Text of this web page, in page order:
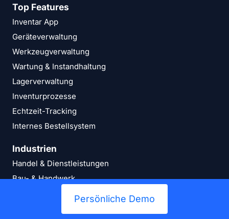
Top Features
Inventar App
Geräteverwaltung
Werkzeugverwaltung
Wartung & Instandhaltung
Lagerverwaltung
Inventurprozesse
Echtzeit-Tracking
Internes Bestellsystem
Industrien
Handel & Dienstleistungen
Bau- & Handwerk
Öffentlicher Sektor
Persönliche Demo